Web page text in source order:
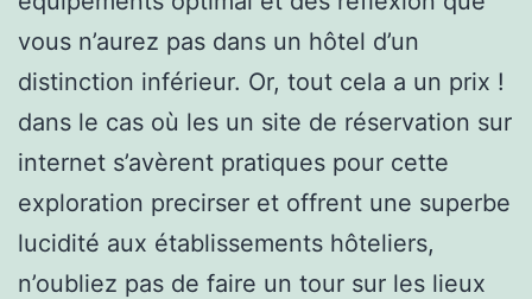
vous n’aurez pas dans un hôtel d’un
distinction inférieur. Or, tout cela a un prix !
dans le cas où les un site de réservation sur
internet s’avèrent pratiques pour cette
exploration precirser et offrent une superbe
lucidité aux établissements hôteliers,
n’oubliez pas de faire un tour sur les lieux